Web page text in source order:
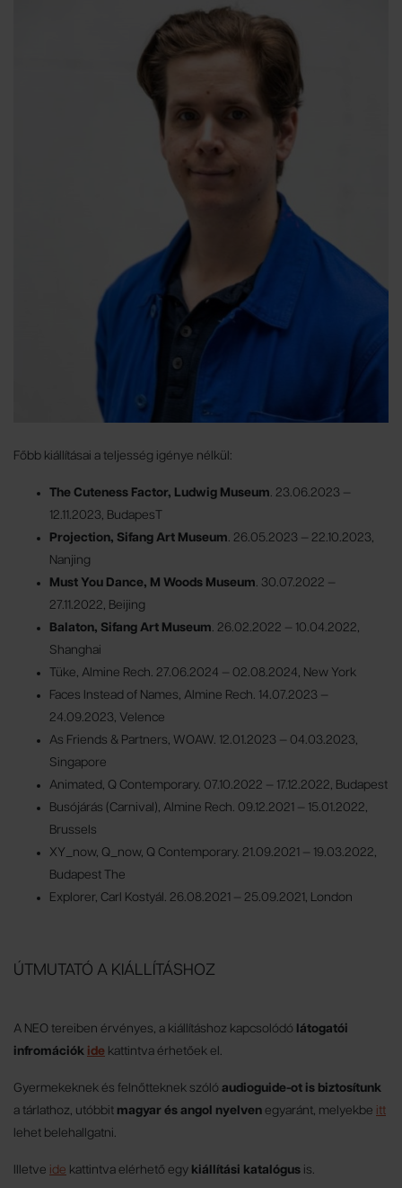
Főbb kiállításai a teljesség igénye nélkül:
The Cuteness Factor, Ludwig Museum. 23.06.2023 —
12.11.2023, BudapesT
Projection, Sifang Art Museum. 26.05.2023 — 22.10.2023,
Nanjing
Must You Dance, M Woods Museum. 30.07.2022 —
27.11.2022, Beijing
Balaton, Sifang Art Museum. 26.02.2022 — 10.04.2022,
Shanghai
Tüke, Almine Rech. 27.06.2024 — 02.08.2024, New York
Faces Instead of Names, Almine Rech. 14.07.2023 —
24.09.2023, Velence
As Friends & Partners, WOAW. 12.01.2023 — 04.03.2023,
Singapore
Animated, Q Contemporary. 07.10.2022 — 17.12.2022, Budapest
Busójárás (Carnival), Almine Rech. 09.12.2021 — 15.01.2022,
Brussels
XY_now, Q_now, Q Contemporary. 21.09.2021 — 19.03.2022,
Budapest The
Explorer, Carl Kostyál. 26.08.2021 — 25.09.2021, London
ÚTMUTATÓ A KIÁLLÍTÁSHOZ
A NEO tereiben érvényes, a kiállításhoz kapcsolódó látogatói
infromációk ide kattintva érhetőek el.
Gyermekeknek és felnőtteknek szóló audioguide-ot is biztosítunk
a tárlathoz, utóbbit magyar és angol nyelven egyaránt, melyekbe itt
lehet belehallgatni.
Illetve ide kattintva elérhető egy kiállítási katalógus is.